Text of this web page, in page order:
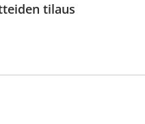
tilaus